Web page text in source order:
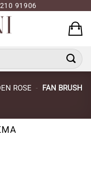
91906
ROSE - FAN BRUSH